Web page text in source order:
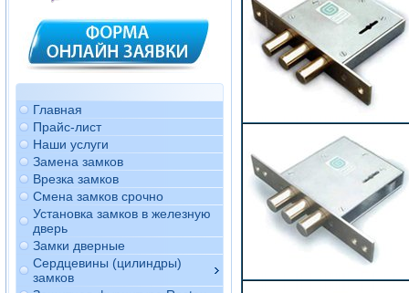
Главная
Прайс-лист
Наши услуги
Замена замков
Врезка замков
Смена замков срочно
Установка замков в железную
дверь
Замки дверные
Сердцевины (цилиндры)
замков